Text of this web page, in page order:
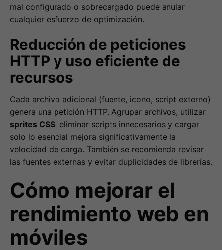
mal configurado o sobrecargado puede anular
cualquier esfuerzo de optimización.
Reducción de peticiones
HTTP y uso eficiente de
recursos
Cada archivo adicional (fuente, icono, script externo)
genera una petición HTTP. Agrupar archivos, utilizar
sprites CSS, eliminar scripts innecesarios y cargar
solo lo esencial mejora significativamente la
velocidad de carga. También se recomienda revisar
las fuentes externas y evitar duplicidades de librerías.
Cómo mejorar el
rendimiento web en
móviles